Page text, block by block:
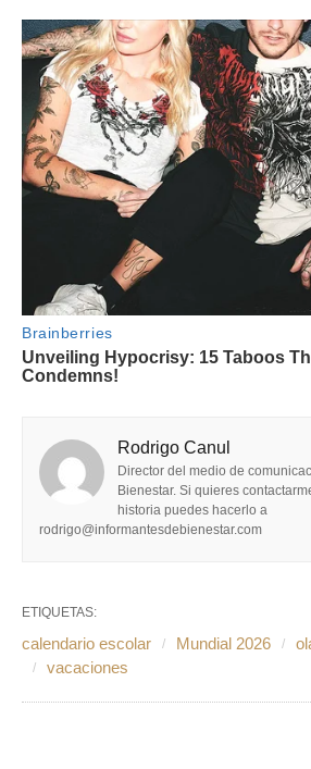
Rodrigo Canul
Director del medio de
Bienestar. Si quieres
historia puedes hacerlo a
rodrigo@informantesdebienestar.com
ETIQUETAS:
calendario escolar Mundial 2026
vacaciones